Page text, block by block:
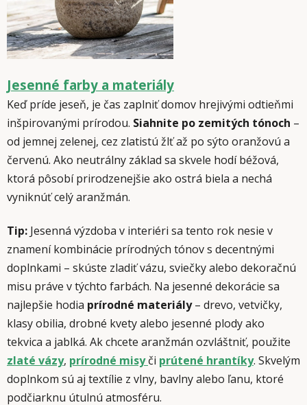
Jesenné farby a materiály
Keď príde jeseň, je čas zaplniť domov hrejivými odtieňmi
inšpirovanými prírodou. Siahnite po zemitých tónoch –
od jemnej zelenej, cez zlatistú žlť až po sýto oranžovú a
červenú. Ako neutrálny základ sa skvele hodí béžová,
ktorá pôsobí prirodzenejšie ako ostrá biela a nechá
vyniknúť celý aranžmán.
Tip: Jesenná výzdoba v interiéri sa tento rok nesie v
znamení kombinácie prírodných tónov s decentnými
doplnkami – skúste zladiť vázu, sviečky alebo dekoračnú
misu práve v týchto farbách. Na jesenné dekorácie sa
najlepšie hodia prírodné materiály– drevo, vetvičky,
klasy obilia, drobné kvety alebo jesenné plody ako
tekvica a jablká. Ak chcete aranžmán ozvláštniť, použite
zlaté vázy, prírodné misy či prútené hrantíky. Skvelým
doplnkom sú aj textílie z vlny, bavlny alebo ľanu, ktoré
podčiarknu útulnú atmosféru.